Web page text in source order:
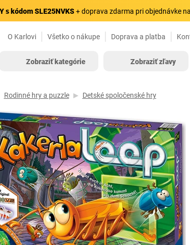
s kódom SLE25NVKS+ doprava zdarma pri objednávke
O Karlovi Všetko o nákupe Doprava a platba
Zobraziť kategórie Zobraziť zľavy
Rodinné hry a puzzle Detské spoločenské hry